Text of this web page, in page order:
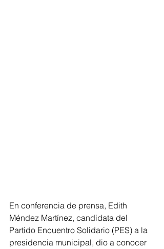
En conferencia de prensa, Edith
Méndez Martínez, candidata del
Partido Encuentro Solidario (PES) a la
presidencia municipal, dio a conocer